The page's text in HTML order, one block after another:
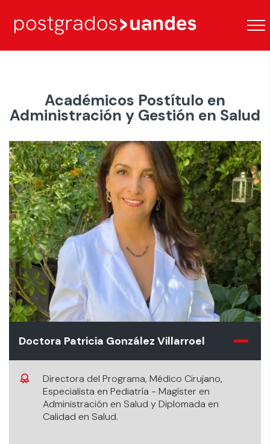
Académicos Postítulo en
Administración y Gestión en Salud
Doctora Patricia González Villarroel
Directora del Programa, Médico Cirujano,
Especialista en Pediatría - Magíster en
Administración en Salud y Diplomada en
Calidad en Salud.